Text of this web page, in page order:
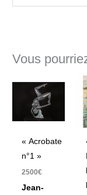
Vous
« Acrobate
n°1 »
2500€
Jean-